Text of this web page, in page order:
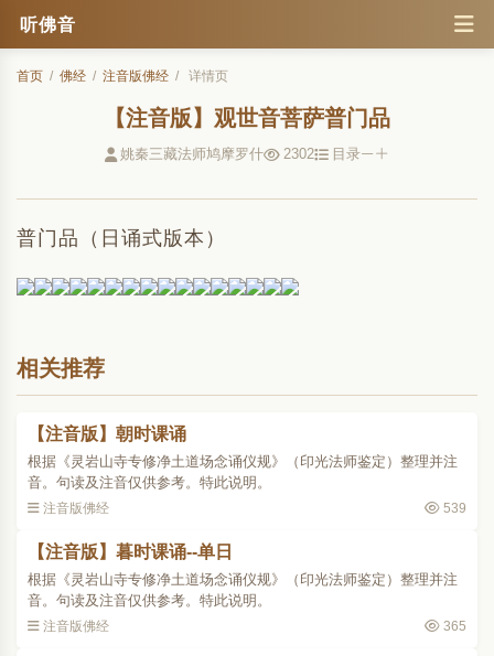
听佛音
首页 / 佛经 / 注音版佛经 / 详情页
【注音版】观世音菩萨普门品
姚秦三藏法师鸠摩罗什 2302 目录
普门品（日诵式版本）
相关推荐
【注音版】朝时课诵
根据《灵岩山寺专修净土道场念诵仪规》（印光法师鉴定）整理并注
音。句读及注音仅供参考。特此说明。
注音版佛经 539
【注音版】暮时课诵--单日
根据《灵岩山寺专修净土道场念诵仪规》（印光法师鉴定）整理并注
音。句读及注音仅供参考。特此说明。
注音版佛经 365